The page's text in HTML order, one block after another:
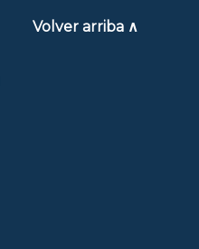
Volver arriba ∧